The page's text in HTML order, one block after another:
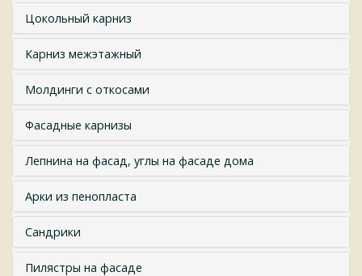
Цокольный карниз
Карниз межэтажный
Молдинги с откосами
Фасадные карнизы
Лепнина на фасад, углы на фасаде дома
Арки из пенопласта
Сандрики
Пилястры на фасаде